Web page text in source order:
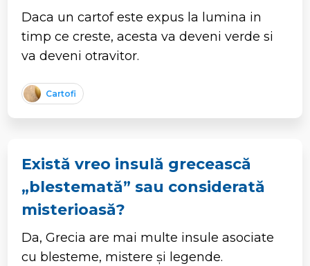
Daca un cartof este expus la lumina in
timp ce creste, acesta va deveni verde si
va deveni otravitor.
Cartofi
Există vreo insulă grecească
„blestemată” sau considerată
misterioasă?
Da, Grecia are mai multe insule asociate
cu blesteme, mistere și legende.